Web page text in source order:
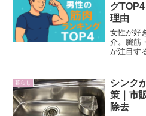
グ
理由
女性が好
介。腕筋
が注目す
暮らし
シンク
策｜市
除去